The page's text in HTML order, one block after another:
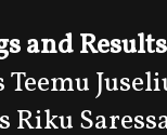
and Results
Riku